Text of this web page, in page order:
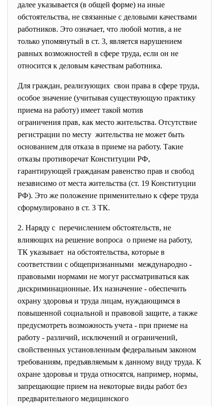
далее указывается (в общей форме) на иные
обстоятельства, не связанные с деловыми качествами
работников. Это означает, что любой мотив, а не
только упомянутый в ст. 3, является нарушением
равных возможностей в сфере труда, если он не
относится к деловым качествам работника.
Для граждан, реализующих свои права в сфере труда,
особое значение (учитывая существующую практику
приема на работу) имеет такой мотив
ограничения прав, как место жительства. Отсутствие
регистрации по месту жительства не может быть
основанием для отказа в приеме на работу. Такие
отказы противоречат Конституции РФ,
гарантирующей гражданам равенство прав и свобод
независимо от места жительства (ст. 19 Конституции
РФ). Это же положение применительно к сфере труда
сформулировано в ст. 3 ТК.
2. Наряду с перечислением обстоятельств, не
влияющих на решение вопроса о приеме на работу,
ТК указывает на обстоятельства, которые в
соответствии с общепризнанными международно -
правовыми нормами не могут рассматриваться как
дискриминационные. Их назначение - обеспечить
охрану здоровья и труда лицам, нуждающимся в
повышенной социальной и правовой защите, а также
предусмотреть возможность учета - при приеме на
работу - различий, исключений и ограничений,
свойственных установленным федеральным законом
требованиям, предъявляемым к данному виду труда. К
охране здоровья и труда относятся, например, нормы,
запрещающие прием на некоторые виды работ без
предварительного медицинского